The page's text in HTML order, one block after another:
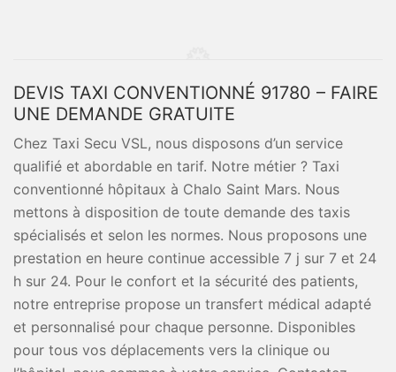
DEVIS TAXI CONVENTIONNÉ 91780 – FAIRE
UNE DEMANDE GRATUITE
Chez Taxi Secu VSL, nous disposons d’un service
qualifié et abordable en tarif. Notre métier ? Taxi
conventionné hôpitaux à Chalo Saint Mars. Nous
mettons à disposition de toute demande des taxis
spécialisés et selon les normes. Nous proposons une
prestation en heure continue accessible 7 j sur 7 et 24
h sur 24. Pour le confort et la sécurité des patients,
notre entreprise propose un transfert médical adapté
et personnalisé pour chaque personne. Disponibles
pour tous vos déplacements vers la clinique ou